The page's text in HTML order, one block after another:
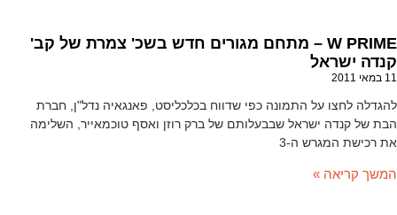
W PRIME – מתחם מגורים חדש בשכ' צמרת של קב'
קנדה ישראל
11 במאי 2011
להגדלה לחצו על התמונה כפי שדווח בכלכליסט, פאנגאיה נדל"ן, חברת
הבת של קנדה ישראל שבבעלותם של ברק רוזן ואסף טוכמאייר, השלימה
את רכישת המגרש ה-3
המשך קריאה »